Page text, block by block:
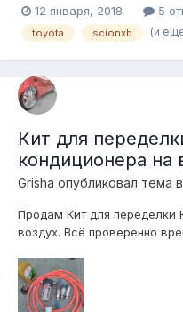
12 января, 2018
5
toyota scionxb (и
Кит для
кондиционера на
Grisha опубликовал тема в
Продам Кит для переделки
воздух. Всё проверенно
как минимум в два раза
очень маленький, за
800...